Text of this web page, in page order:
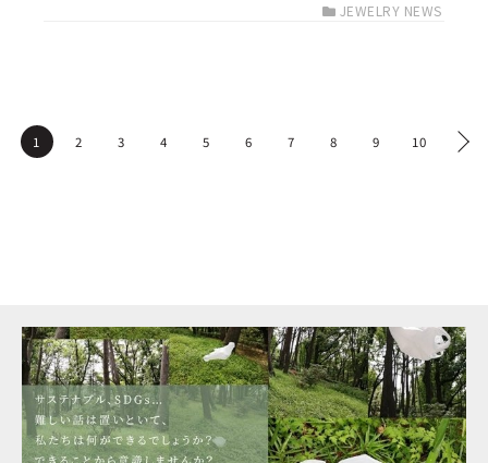
JEWELRY NEWS
1 2 3 4 5 6 7 8 9 10